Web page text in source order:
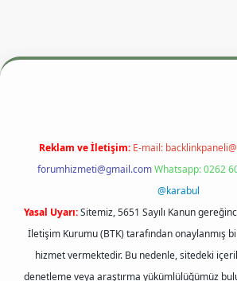
giriş adresibetexper.xyzm elexbet
Reklam ve İletişim: E-mail:
forumhizmeti@gmail.comWhatsapp: 0262
@karabul
Yasal Uyarı:Sitemiz, 5651 Sayılı Kanun
İletişim Kurumu (BTK) tarafından onaylanmış
hizmet vermektedir. Bu nedenle, sitedeki
denetleme veya araştırma yükümlülüğümüz